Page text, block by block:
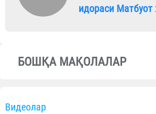
идораси Матбуот
БОШҚА МАҚОЛАЛАР
Видеолар